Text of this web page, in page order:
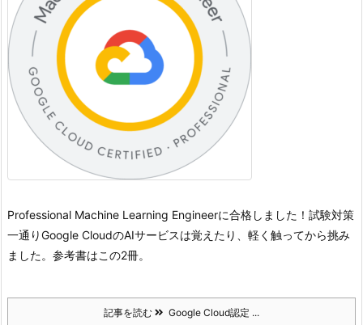
Professional Machine Learning Engineerに合格しました！ 試験対策
一通りGoogle CloudのAIサービスは覚えたり、軽く触ってから挑み
ました。 参考書はこの2冊。
記事を読む Google Cloud認定 ...